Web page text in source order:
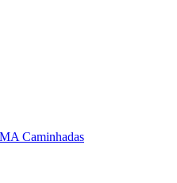
Caminhadas